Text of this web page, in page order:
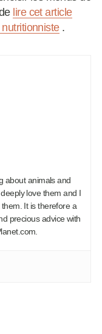
lire cet article
.
about animals and
love them and I
It is therefore a
precious advice with